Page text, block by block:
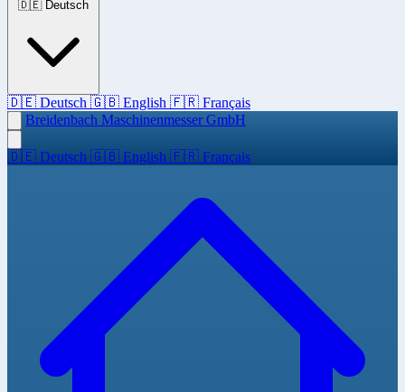
🇩🇪 Deutsch
🇩🇪 Deutsch 🇬🇧 English 🇫🇷 Français
Breidenbach Maschinenmesser GmbH
🇩🇪 Deutsch 🇬🇧 English 🇫🇷 Français